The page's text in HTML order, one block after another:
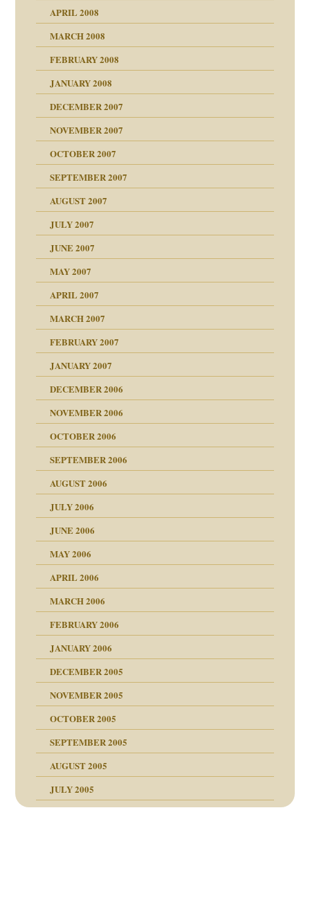
Juni 2008
und Staat
APRIL 2008
MARCH 2008
FEBRUARY 2008
in meiner
JANUARY 2008
DECEMBER 2007
NOVEMBER 2007
voller Absicht!"
OCTOBER 2007
SEPTEMBER 2007
AUGUST 2007
JULY 2007
JUNE 2007
MAY 2007
APRIL 2007
MARCH 2007
FEBRUARY 2007
JANUARY 2007
DECEMBER 2006
NOVEMBER 2006
OCTOBER 2006
SEPTEMBER 2006
AUGUST 2006
JULY 2006
JUNE 2006
MAY 2006
APRIL 2006
MARCH 2006
FEBRUARY 2006
JANUARY 2006
DECEMBER 2005
NOVEMBER 2005
OCTOBER 2005
SEPTEMBER 2005
AUGUST 2005
JULY 2005